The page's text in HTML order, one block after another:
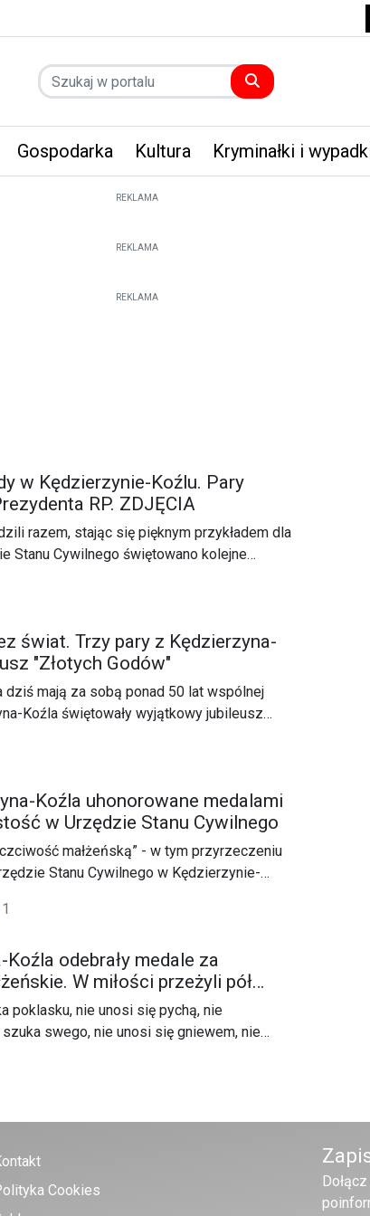
Gospodarka Kultura Kryminałki i
REKLAMA
REKLAMA
REKLAMA
w Kędzierzynie-Koźlu. Pary
RP. ZDJĘCIA
razem, stając się pięknym przykładem dla
Stanu Cywilnego świętowano kolejne
Gody.
świat. Trzy pary z Kędzierzyna-
"Złotych Godów"
dziś mają za sobą ponad 50 lat wspólnej
Koźla świętowały wyjątkowy jubileusz
Koźla uhonorowane medalami
w Urzędzie Stanu Cywilnego
małżeńską” - w tym przyrzeczeniu
Stanu Cywilnego w Kędzierzynie-
1
odebrały medale za
W miłości przeżyli pół
poklasku, nie unosi się pychą, nie
swego, nie unosi się gniewem, nie
z 50-letnim stażem odebrali dziś
Cookies